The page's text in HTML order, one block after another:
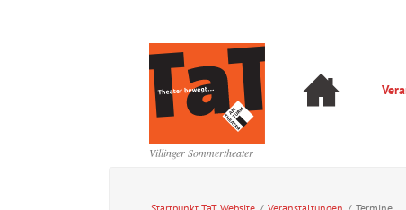
Villinger Sommertheater
Navigation
überspringen